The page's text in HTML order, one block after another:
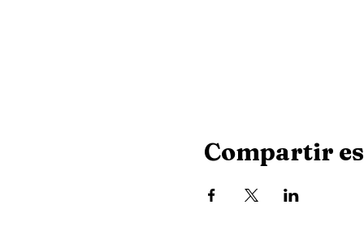
Compartir